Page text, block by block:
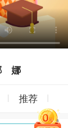
娜
推荐